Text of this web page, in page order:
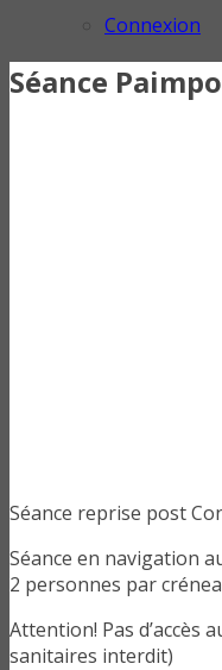
Connexion
Séance
Séance reprise post
Séance en navigation
2 personnes par
Attention! Pas d’accès
sanitaires interdit)